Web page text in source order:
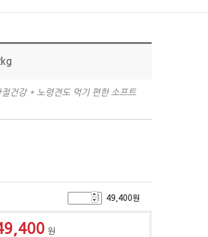
건강 * 노령견도 먹기 편한 소프트
49,400원
원